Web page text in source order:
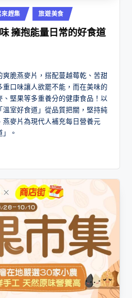
來趕集 旅遊美食
擁抱能量日常的好食道
脆燕麥片，搭配蔓越莓乾、苦甜
口味讓人欲罷不能，而在美味的
堅果等多重養分的健康食品！以
室好食道」從品質把關，堅持純
麥片為現代人補充每日營養元
。